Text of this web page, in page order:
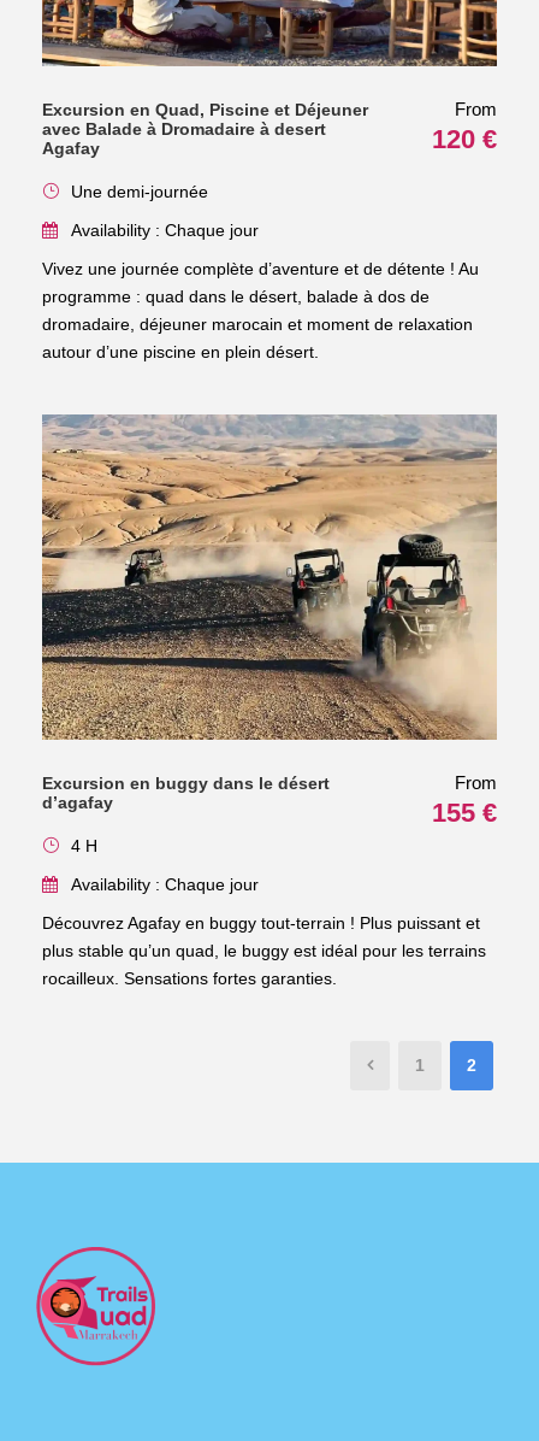
Excursion en Quad, Piscine et Déjeuner
avec Balade à Dromadaire à desert
Agafay
From
120 €
Une demi-journée
Availability : Chaque jour
Vivez une journée complète d’aventure et de détente ! Au
programme : quad dans le désert, balade à dos de
dromadaire, déjeuner marocain et moment de relaxation
autour d’une piscine en plein désert.
Excursion en buggy dans le désert
d’agafay
From
155 €
4 H
Availability : Chaque jour
Découvrez Agafay en buggy tout-terrain ! Plus puissant et
plus stable qu’un quad, le buggy est idéal pour les terrains
rocailleux. Sensations fortes garanties.
1 2